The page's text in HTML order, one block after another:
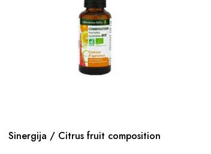
Sinergija / Citrus fruit composition